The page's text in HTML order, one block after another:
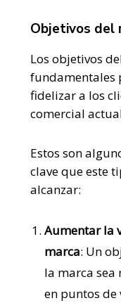
Objetivos del
Los objetivos
fundamentales
fidelizar a los
comercial
Estos son
clave que este
alcanzar:
Aumentar la
marca: Un
la marca sea
en puntos de